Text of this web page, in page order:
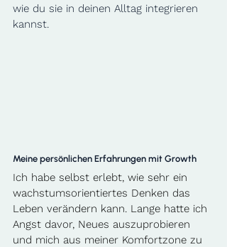
wie du sie in deinen Alltag integrieren
kannst.
Meine persönlichen Erfahrungen mit Growth
Ich habe selbst erlebt, wie sehr ein
wachstumsorientiertes Denken das
Leben verändern kann. Lange hatte ich
Angst davor, Neues auszuprobieren
und mich aus meiner Komfortzone zu